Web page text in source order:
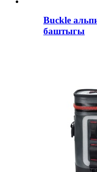
Buckle
баштыгы